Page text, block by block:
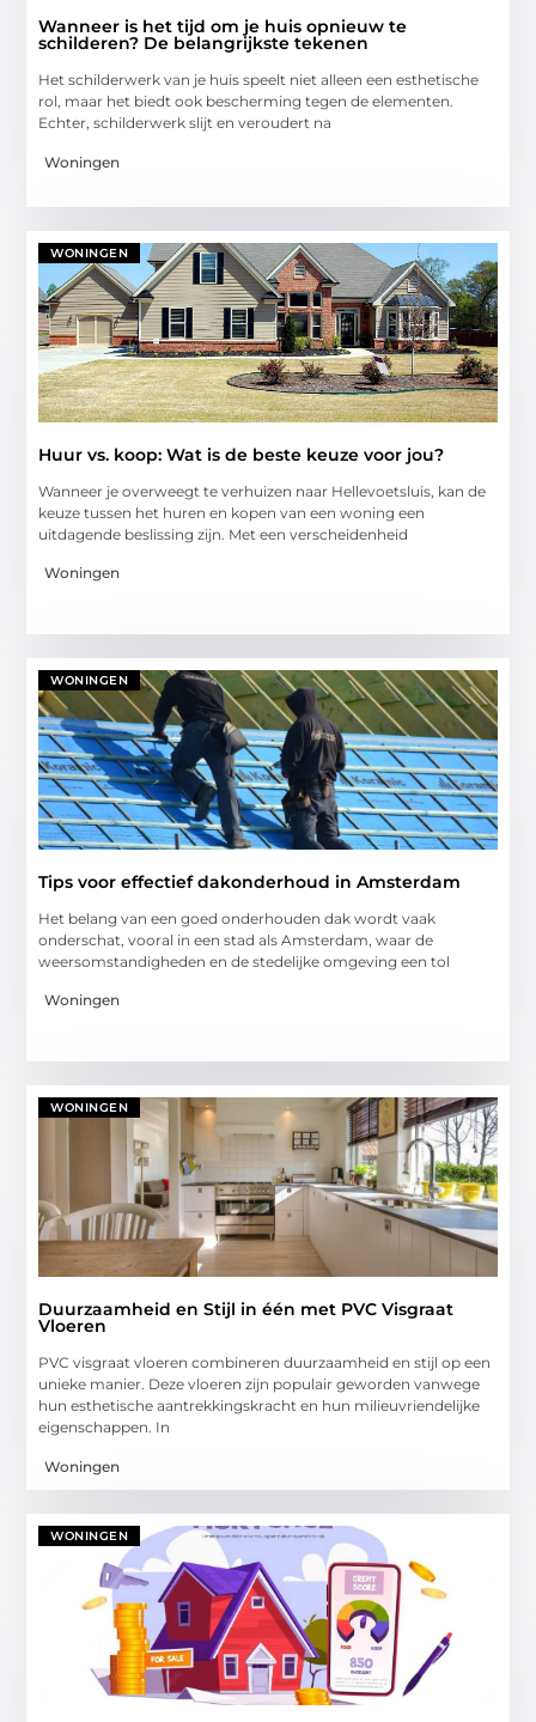
Wanneer is het tijd om je huis opnieuw te
schilderen? De belangrijkste tekenen
Het schilderwerk van je huis speelt niet alleen een esthetische
rol, maar het biedt ook bescherming tegen de elementen.
Echter, schilderwerk slijt en veroudert na
Woningen
WONINGEN
Huur vs. koop: Wat is de beste keuze voor jou?
Wanneer je overweegt te verhuizen naar Hellevoetsluis, kan de
keuze tussen het huren en kopen van een woning een
uitdagende beslissing zijn. Met een verscheidenheid
Woningen
WONINGEN
Tips voor effectief dakonderhoud in Amsterdam
Het belang van een goed onderhouden dak wordt vaak
onderschat, vooral in een stad als Amsterdam, waar de
weersomstandigheden en de stedelijke omgeving een tol
Woningen
WONINGEN
Duurzaamheid en Stijl in één met PVC Visgraat
Vloeren
PVC visgraat vloeren combineren duurzaamheid en stijl op een
unieke manier. Deze vloeren zijn populair geworden vanwege
hun esthetische aantrekkingskracht en hun milieuvriendelijke
eigenschappen. In
Woningen
WONINGEN